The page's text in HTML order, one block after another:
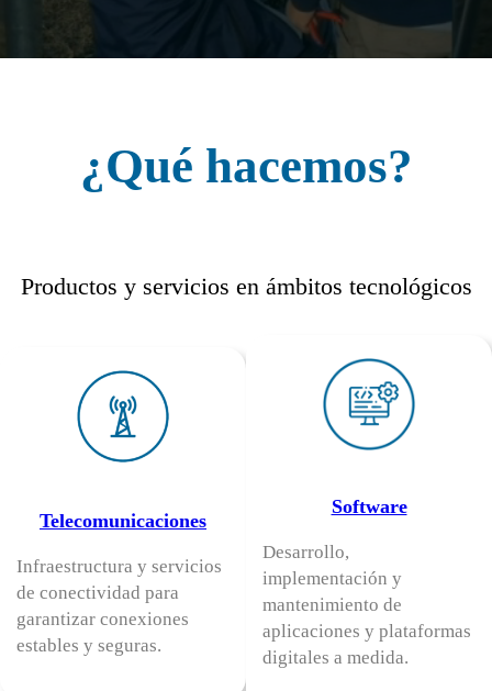
¿Qué hacemos?
Productos y servicios en ámbitos tecnológicos
Telecomunicaciones
Infraestructura y servicios
de conectividad para
garantizar conexiones
estables y seguras.
Software
Desarrollo,
implementación y
mantenimiento de
aplicaciones y plataformas
digitales a medida.